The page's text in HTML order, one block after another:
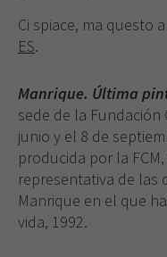
Ci spiace, ma questo
ES.
Manrique. Última
sede de la Fundación
junio y el 8 de
producida por la
representativa de las
Manrique en el que
vida, 1992.